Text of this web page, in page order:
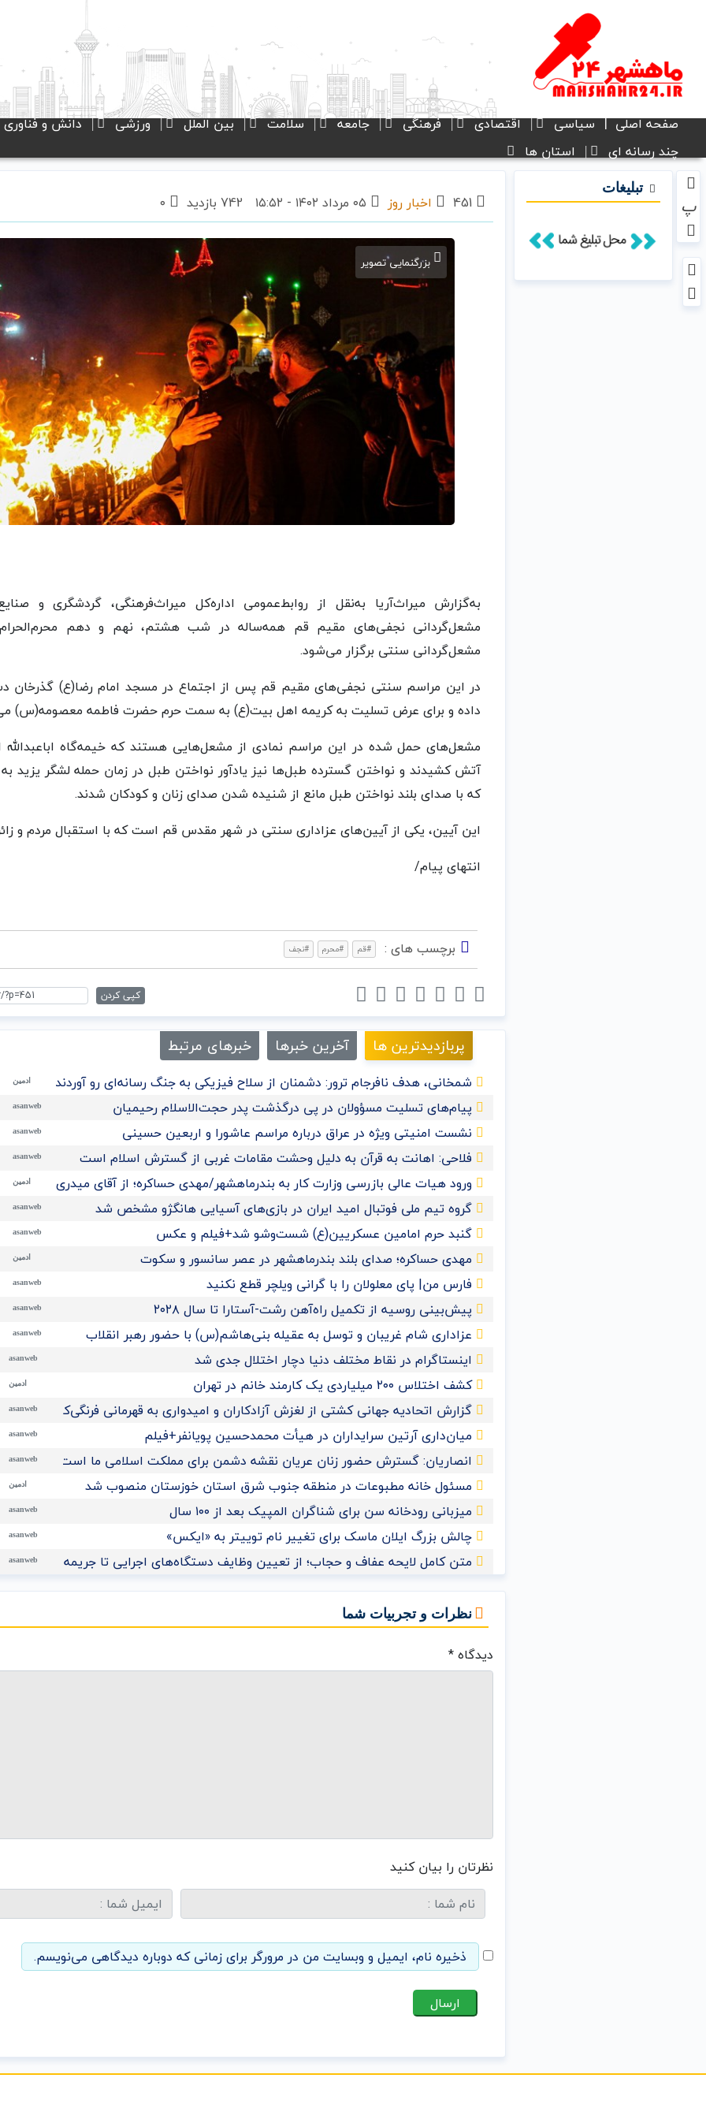
صفحه اصلی سیاسی اقتصادی فرهنگی جامعه سلامت بین الملل ورزشی دانش و فناوری
چند رسانه ای
استان ها
پ
تبلیغات
اخبار روز 742 بازدید ۰
بزرگنمایی تصویر
به‌گزارش میراث‌آریا به‌نقل از روابط‌عمومی اداره‌کل میراث‌فرهنگی، گردشگری و
مشعل‌گردانی نجفی‌های مقیم قم همه‌ساله در شب هشتم، نهم و دهم
مشعل‌گردانی سنتی برگزار می‌شود.
در این مراسم سنتی نجفی‌های مقیم قم پس از اجتماع در مسجد امام رضا(ع) گذرخان
داده و برای عرض تسلیت به کریمه اهل بیت(ع) به سمت حرم حضرت فاطمه معصومه(س)
مشعل‌های حمل شده در این مراسم نمادی از مشعل‌هایی هستند که خیمه‌گاه اباعبدالله
آتش کشیدند و نواختن گسترده طبل‌ها نیز یادآور نواختن طبل در زمان حمله لشگر یزید
که با صدای بلند نواختن طبل مانع از شنیده شدن صدای زنان و کودکان شدند.
این آیین، یکی از آیین‌های عزاداری سنتی در شهر مقدس قم است که با استقبال مردم و
انتهای پیام/
برچسب های : #قم #محرم #نجف
کپی کردن
پربازدیدترین ها آخرین خبرها خبرهای مرتبط
ادمینشمخانی، هدف نافرجام ترور: دشمنان از سلاح فیزیکی به جنگ رسانه‌ای رو آوردند/
asanweb پیام‌های تسلیت مسؤولان در پی درگذشت پدر حجت‌الاسلام رحیمیان
asanweb نشست امنیتی ویژه در عراق درباره مراسم عاشورا و اربعین حسینی
asanweb فلاحی: اهانت به قرآن‌ به دلیل وحشت مقامات غربی از گسترش اسلام است
ادمین ورود هیات عالی بازرسی وزارت کار به بندرماهشهر/مهدی حساکره؛ از آقای میدری تشکر
asanweb گروه تیم ملی فوتبال امید ایران در بازی‌های آسیایی هانگژو مشخص شد
asanweb گنبد حرم امامین عسکریین(ع) شست‌وشو شد+فیلم و عکس
ادمین مهدی حساکره؛ صدای بلند بندرماهشهر در عصر سانسور و سکوت
asanweb فارس من| پای معلولان را با گرانی ویلچر قطع نکنید
asanweb پیش‌بینی روسیه از تکمیل راه‌آهن رشت-آستارا تا سال ‌۲۰۲۸
asanweb عزاداری شام غریبان و توسل به عقیله بنی‌هاشم(س) با حضور رهبر انقلاب
asanweb اینستاگرام در نقاط مختلف دنیا دچار اختلال جدی شد
ادمین کشف اختلاس ۲۰۰ میلیاردی یک کارمند خانم در تهران
asanweb
گزارش اتحادیه جهانی کشتی از لغزش آزادکاران و امیدواری به قهرمانی فرنگی‌کاران نوجوان
asanweb میان‌داری آرتین سرایداران در هیأت محمدحسین پویانفر+فیلم
asanweb انصاریان: گسترش حضور زنان عریان نقشه دشمن برای مملکت اسلامی ما است
ادمین مسئول خانه مطبوعات در منطقه جنوب شرق استان خوزستان منصوب شد
asanweb میزبانی رودخانه سن برای شناگران المپیک بعد از ۱۰۰ سال
asanweb چالش بزرگ ایلان ماسک برای تغییر نام توییتر به «ایکس»
asanweb
متن کامل لایحه عفاف و حجاب؛ از تعیین وظایف دستگاه‌های اجرایی تا جریمه نقدی برای
نظرات و تجربیات شما
دیدگاه*
نظرتان را بیان کنید
ذخیره نام، ایمیل و وبسایت من در مرورگر برای زمانی که دوباره دیدگاهی می‌نویسم.